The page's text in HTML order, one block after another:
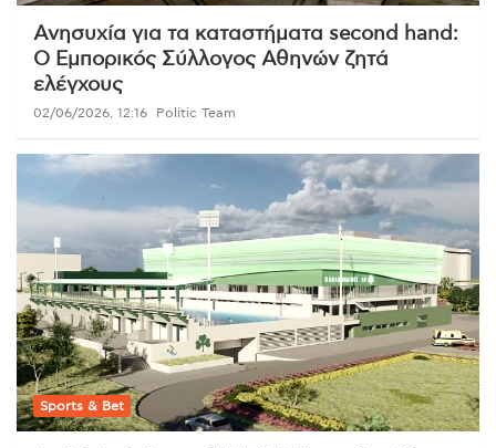
Ανησυχία για τα καταστήματα second hand:
Ο Εμπορικός Σύλλογος Αθηνών ζητά
ελέγχους
02/06/2026, 12:16 Politic Team
Sports & Bet